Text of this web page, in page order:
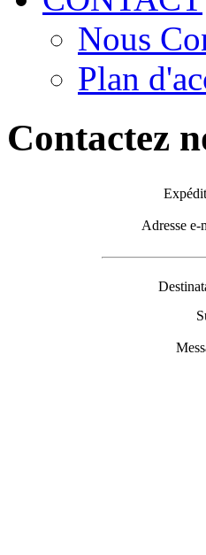
Nous
Plan
Contactez
Adresse e-